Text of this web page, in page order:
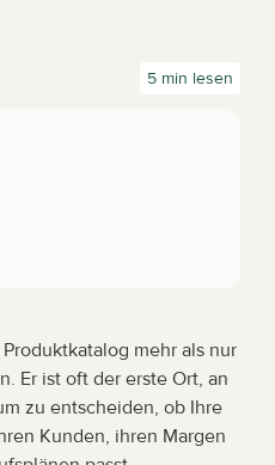
5 min lesen
Produktkatalog mehr als nur
Er ist oft der erste Ort, an
zu entscheiden, ob Ihre
Kunden, ihren Margen